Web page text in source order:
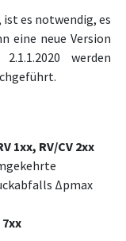
ist es notwendig, es
eine neue Version
werden
1xx, RV/CV 2xx
Δpmax
7xx